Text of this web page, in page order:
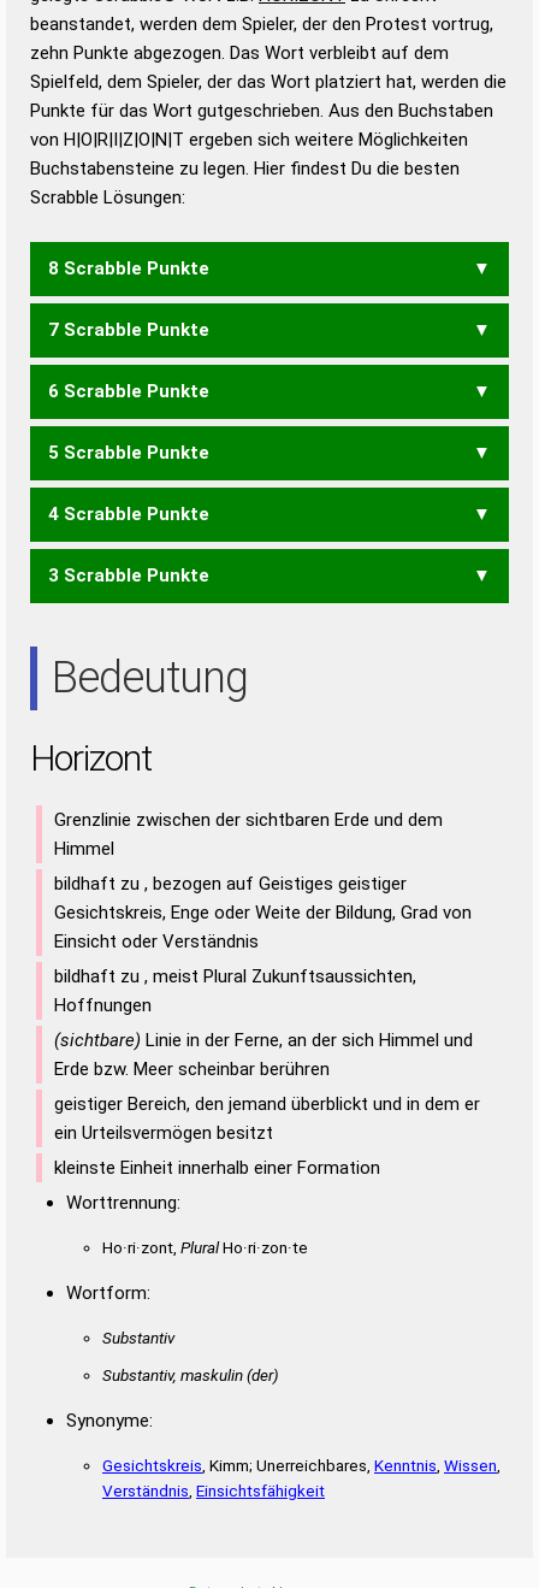
Duden – Standardwerk in 12 Bänden
Duden – Richtiges und gutes
Deutsch
Duden – Die deutsche Grammatik
Duden – Deutsches
beanstandet, werden dem Spieler, der den Protest vortrug,
zehn Punkte abgezogen. Das Wort verbleibt auf dem
Spielfeld, dem Spieler, der das Wort platziert hat, werden die
Punkte für das Wort gutgeschrieben. Aus den Buchstaben
von H|O|R|I|Z|O|N|T ergeben sich weitere Möglichkeiten
Buchstabensteine zu legen. Hier findest Du die besten
Scrabble Lösungen:
8 Scrabble Punkte
OZON IHRZT NOTIZ
7 Scrabble Punkte
ZOO IHRZ ITZO ROTZ
6 Scrabble Punkte
OHO ZOT HONT HORN
THON TORO INTRO
5 Scrabble Punkte
HOI HON HOT OHR RHO
TIRO TONI TORI TRIO
4 Scrabble Punkte
HIN HIT IHN IHR ION
TOR
3 Scrabble Punkte
Bedeutung
Horizont
Grenzlinie zwischen der sichtbaren Erde und dem
Himmel
bildhaft zu , bezogen auf Geistiges geistiger
Gesichtskreis, Enge oder Weite der Bildung, Grad von
Einsicht oder Verständnis
bildhaft zu , meist Plural Zukunftsaussichten,
Hoffnungen
(sichtbare) Linie in der Ferne, an der sich Himmel und
Erde bzw. Meer scheinbar berühren
geistiger Bereich, den jemand überblickt und in dem er
ein Urteilsvermögen besitzt
kleinste Einheit innerhalb einer Formation
Worttrennung:
Ho·ri·zont, PluralHo·ri·zon·te
Wortform:
Substantiv
Substantiv, maskulin(der)
Synonyme:
Gesichtskreis , Kimm; Unerreichbares, Kenntnis Wissen
Verständnis Einsichtsfähigkeit